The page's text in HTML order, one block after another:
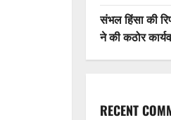
संभल हिंसा की
ने की कठोर
RECENT